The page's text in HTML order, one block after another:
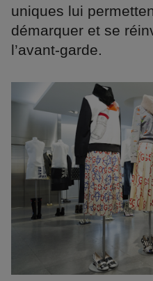
uniques lui
démarquer et se
l’avant-garde.